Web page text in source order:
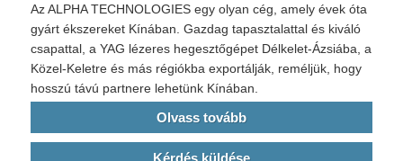
Az ALPHA TECHNOLOGIES egy olyan cég, amely évek óta
gyárt ékszereket Kínában. Gazdag tapasztalattal és kiváló
csapattal, a YAG lézeres hegesztőgépet Délkelet-Ázsiába, a
Közel-Keletre és más régiókba exportálják, reméljük, hogy
hosszú távú partnere lehetünk Kínában.
Olvass tovább
Kérdés küldése